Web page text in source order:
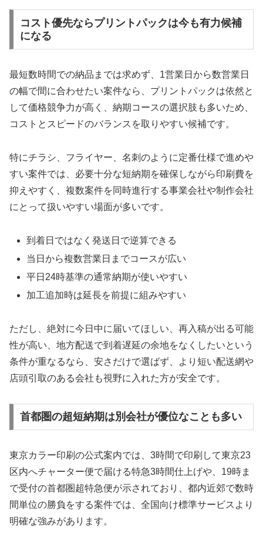
コスト優先ならプリントパックは今も有力候補
になる
最短数時間での納品までは求めず、1営業日から数営業日
の幅で間に合わせたい案件なら、プリントパックは依然と
して価格競争力が高く、納期コースの選択肢も多いため、
コストとスピードのバランスを取りやすい候補です。
特にチラシ、フライヤー、名刺のように定番仕様で進めや
すい案件では、必要十分な短納期を確保しながら印刷費を
抑えやすく、複数案件を同時進行する事業会社や制作会社
にとって扱いやすい場面が多いです。
到着日ではなく発送日で逆算できる
当日から複数営業日までコースが広い
平日24時基準の通常納期が使いやすい
加工追加時は延長を前提に組みやすい
ただし、絶対に今日中に届いてほしい、再入稿が出る可能
性が高い、地方配送で到着遅延の余地をなくしたいという
条件が重なるなら、安さだけで選ばず、より短い配送網や
店頭引取のある会社も視野に入れた方が安全です。
首都圏の超短納期は別会社が優位なことも多い
東京カラー印刷の公式案内では、3時間で印刷して東京23
区内へチャーター便で届ける特急3時間仕上げや、19時ま
で受付の首都圏超特急便が示されており、都内近郊で数時
間単位の勝負をする案件では、全国向け標準サービスより
明確な強みがあります。